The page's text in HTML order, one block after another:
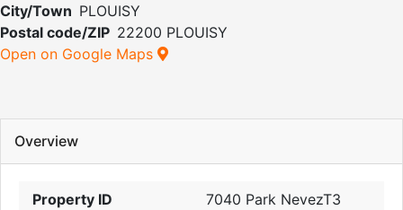
City/Town PLOUISY
Postal code/ZIP 22200 PLOUISY
Open on Google Maps
Overview
Property ID
7040 Park NevezT3